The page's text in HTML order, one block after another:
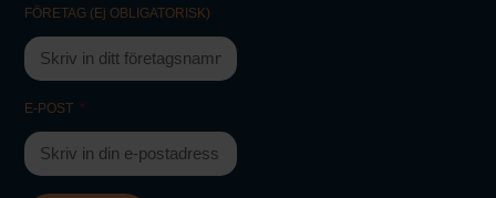
FÖRETAG (Ej OBLIGATORISK)
E-POST